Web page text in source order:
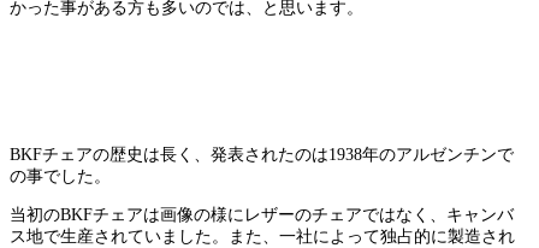
かった事がある方も多いのでは、と思います。
BKFチェアの歴史は長く、発表されたのは1938年のアルゼンチンで
の事でした。
当初のBKFチェアは画像の様にレザーのチェアではなく、キャンバ
ス地で生産されていました。また、一社によって独占的に製造され